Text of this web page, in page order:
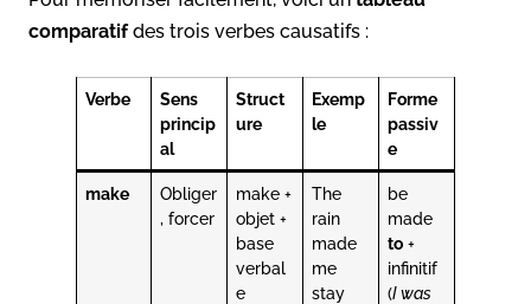
comparatifdes trois verbes causatifs :
Verbe
Sens
princip
al
Struct
ure
Exemp
le
Forme
passiv
e
make
Obliger
, forcer
make +
objet +
base
verbal
e
The
rain
made
me
stay
be
made
to +
infinitif
(I was